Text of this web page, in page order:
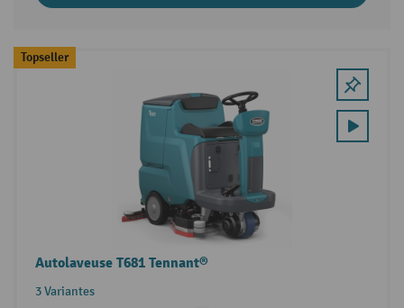
Topseller
Autolaveuse T681 Tennant®
3 Variantes